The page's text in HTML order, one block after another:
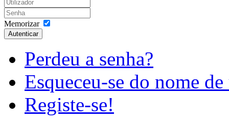
Memorizar
Autenticar
Perdeu a senha?
Esqueceu-se do nome
Registe-se!